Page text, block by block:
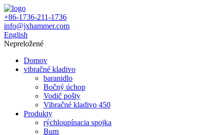
+86-1736-211-1736
info@jxhammer.com
English
Nepreložené
Domov
vibračné kladivo
baranidlo
Bočný úchop
Vodič pošty
Vibračné kladivo 450
Produkty
rýchloupínacia spojka
Bum